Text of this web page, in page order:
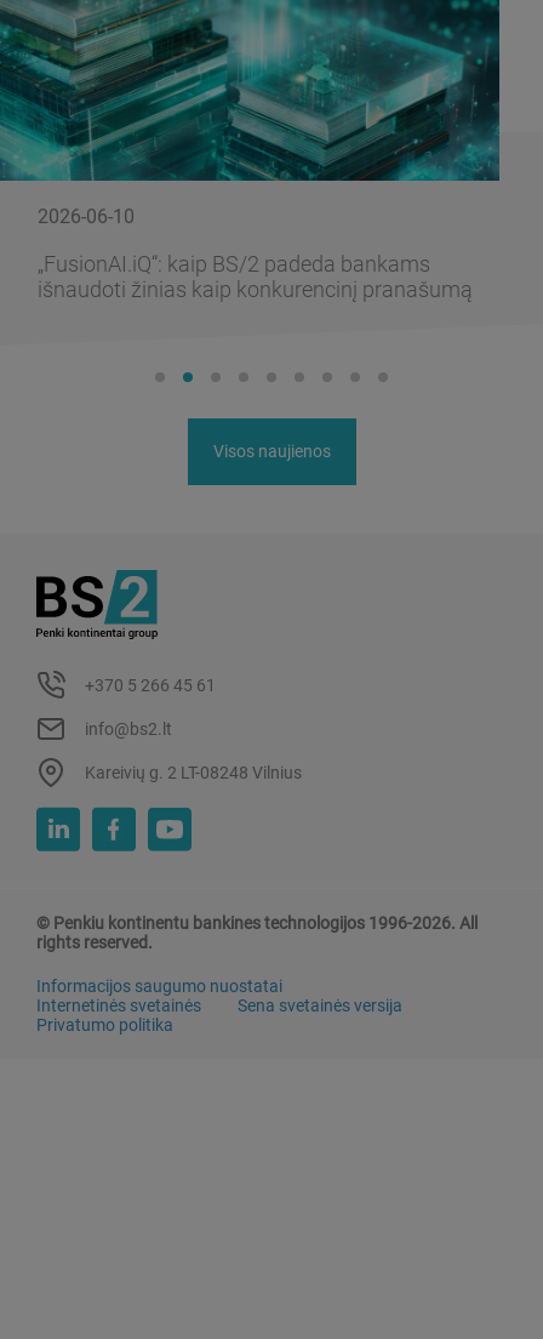
2026-06-10
„FusionAI.iQ“: kaip BS/2 padeda bankams
išnaudoti žinias kaip konkurencinį pranašumą
Visos naujienos
+370 5 266 45 61
info@bs2.lt
Kareivių g. 2 LT-08248 Vilnius
© Penkiu kontinentu bankines technologijos 1996-2026. All
rights reserved.
Informacijos saugumo nuostatai
Internetinės svetainės
Sena svetainės versija
Privatumo politika